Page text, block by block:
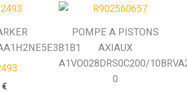
€
POMPE A PISTONS
AXIAUX
A1VO028DRS0C200/
0